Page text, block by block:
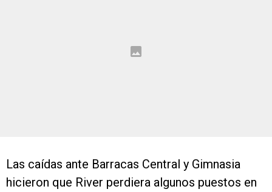
Las caídas ante Barracas Central y Gimnasia
hicieron que River perdiera algunos puestos en